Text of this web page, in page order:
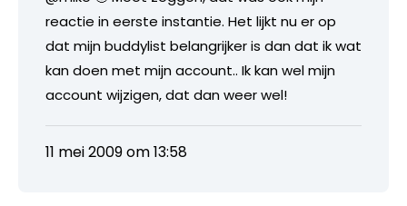
reactie in eerste instantie. Het lijkt nu er op
dat mijn buddylist belangrijker is dan dat ik wat
kan doen met mijn account.. Ik kan wel mijn
account wijzigen, dat dan weer wel!
11 mei 2009 om 13:58